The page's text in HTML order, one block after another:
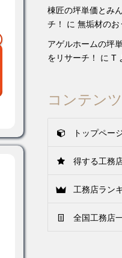
棟匠の坪単価とみ
チ！
に 無垢材のお
アゲルホームの坪
をリサーチ！
に T
コンテンツ
トップペー
得する工務
工務店ラン
全国工務店